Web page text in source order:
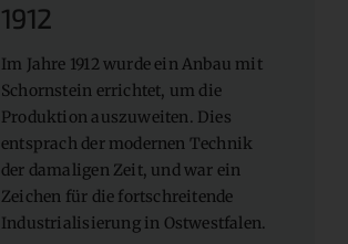
1912
Im Jahre 1912 wurde ein Anbau mit
Schornstein errichtet, um die
Produktion auszuweiten. Dies
entsprach der modernen Technik
der damaligen Zeit, und war ein
Zeichen für die fortschreitende
Industrialisierung in Ostwestfalen.